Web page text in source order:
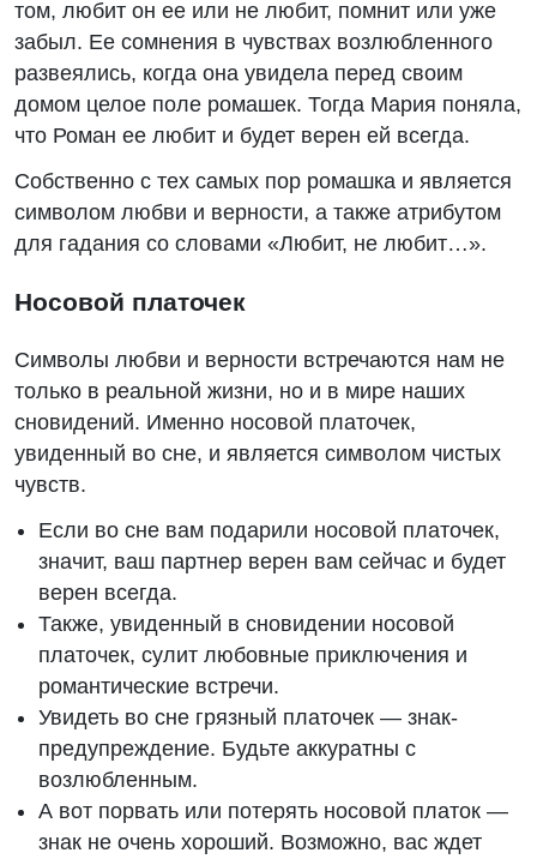
том, любит он ее или не любит, помнит или уже
забыл. Ее сомнения в чувствах возлюбленного
развеялись, когда она увидела перед своим
домом целое поле ромашек. Тогда Мария поняла,
что Роман ее любит и будет верен ей всегда.
Собственно с тех самых пор ромашка и является
символом любви и верности, а также атрибутом
для гадания со словами «Любит, не любит…».
Носовой платочек
Символы любви и верности встречаются нам не
только в реальной жизни, но и в мире наших
сновидений. Именно носовой платочек,
увиденный во сне, и является символом чистых
чувств.
Если во сне вам подарили носовой платочек,
значит, ваш партнер верен вам сейчас и будет
верен всегда.
Также, увиденный в сновидении носовой
платочек, сулит любовные приключения и
романтические встречи.
Увидеть во сне грязный платочек — знак-
предупреждение. Будьте аккуратны с
возлюбленным.
А вот порвать или потерять носовой платок —
знак не очень хороший. Возможно, вас ждет